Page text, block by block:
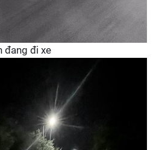
đang đi xe